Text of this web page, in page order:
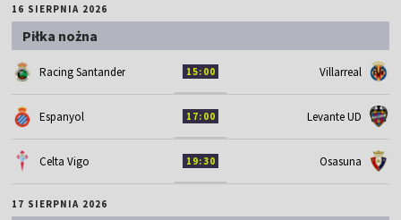
16 SIERPNIA 2026
Piłka nożna
Racing Santander 15:00 Villarreal
Espanyol 17:00 Levante UD
Celta Vigo 19:30 Osasuna
17 SIERPNIA 2026